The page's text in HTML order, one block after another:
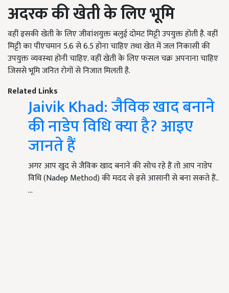
अदरककीखेतीकेलिएभूमि
वहीं इसकी खेती के लिए जीवांशयुक्त बलुई दोमट मिट्टी उपयुक्त होती है. वहीं
मिट्टी का पीएचमान 5.6 से 6.5 होना चाहिए तथा खेत में जल निकासी की
उपयुक्त व्यवस्था होनी चाहिए. वहीं खेती के लिए फसल चक्र अपनाना चाहिए
जिससे भूमि जनित रोगों से निजात मिलती है.
Related Links
Jaivik Khad: जैविक खाद बनाने
की नाडेप विधि क्या है? आइए
जानते हैं
अगर आप खुद से जैविक खाद बनाने की सोच रहे हैं तो आप नाडेप
विधि (Nadep Method) की मदद से इसे आसानी से बना सकते हैं..
…